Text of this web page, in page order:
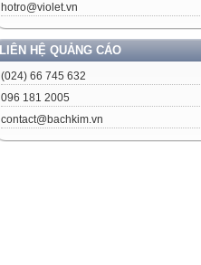
hotro@violet.vn
LIÊN HỆ QUẢNG CÁO
(024) 66 745 632
096 181 2005
contact@bachkim.vn